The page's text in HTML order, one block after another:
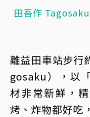
田吾作 Tagosaku
離益田車站步行
gosaku），以
材非常新鮮，
烤、炸物都好吃